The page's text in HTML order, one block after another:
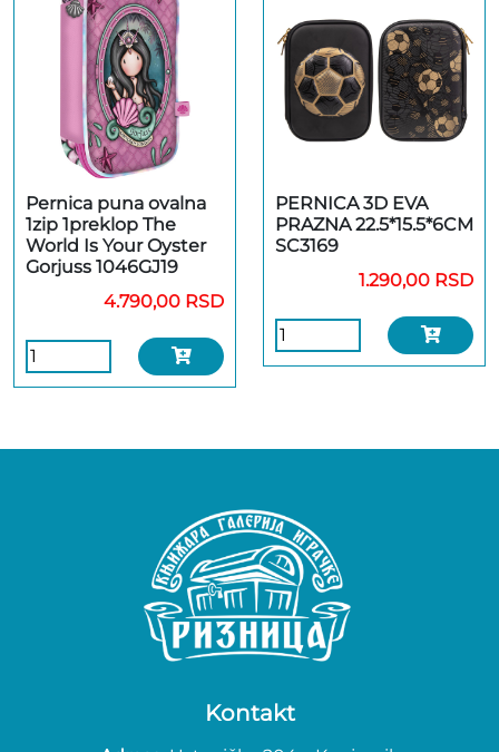
Pernica puna ovalna
1zip 1preklop The
World Is Your Oyster
Gorjuss 1046GJ19
4.790,00 RSD
PERNICA 3D EVA
PRAZNA 22.5*15.5*6CM
SC3169
1.290,00 RSD
Kontakt